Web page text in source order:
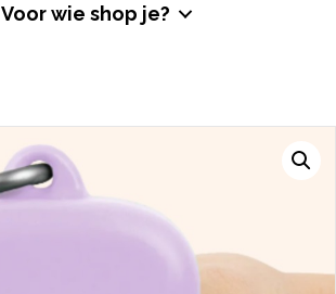
Voor wie shop je?